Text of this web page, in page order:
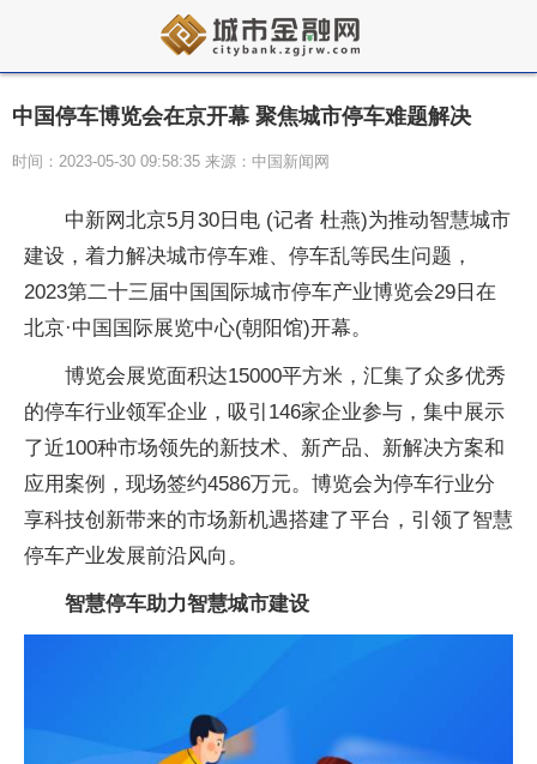
中国停车博览会在京开幕 聚焦城市停车难题解决
时间：2023-05-30 09:58:35 来源：中国新闻网
中新网北京5月30日电 (记者 杜燕)为推动智慧城市
建设，着力解决城市停车难、停车乱等民生问题，
2023第二十三届中国国际城市停车产业博览会29日在
北京·中国国际展览中心(朝阳馆)开幕。
博览会展览面积达15000平方米，汇集了众多优秀
的停车行业领军企业，吸引146家企业参与，集中展示
了近100种市场领先的新技术、新产品、新解决方案和
应用案例，现场签约4586万元。博览会为停车行业分
享科技创新带来的市场新机遇搭建了平台，引领了智慧
停车产业发展前沿风向。
智慧停车助力智慧城市建设